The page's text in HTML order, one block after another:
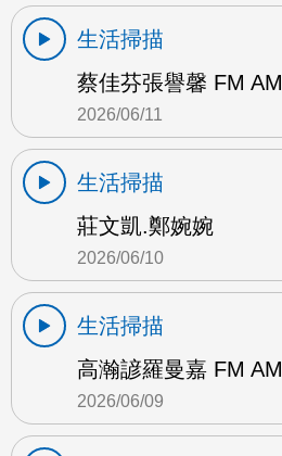
生活掃描
蔡佳芬張譽馨 FM AM
2026/06/11
生活掃描
莊文凱.鄭婉婉
2026/06/10
生活掃描
高瀚諺羅曼嘉 FM AM
2026/06/09